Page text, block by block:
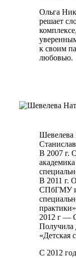
Ольга
решает
к своим
любовью.
Шевелева
В 2007 г.
В 2011 г.
СПбГМУ
практики»
2012 г —
Получила
«Детская
С 2012